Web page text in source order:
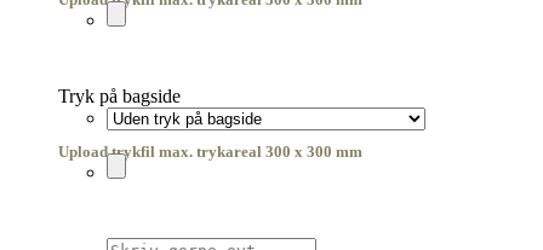
Tryk på bagside
Upload trykfil max. trykareal 300 x 300 mm